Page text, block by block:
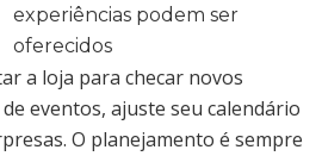
experiências podem ser
oferecidos
a loja para checar novos
eventos, ajuste seu calendário
O planejamento é sempre